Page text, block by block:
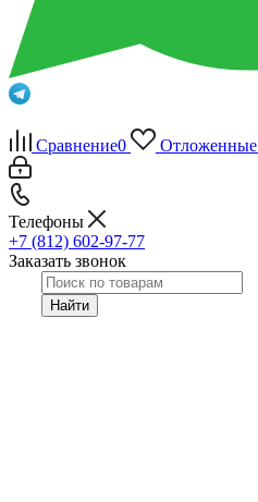
Сравнение0 Отложенные
Телефоны
+7 (812) 602-97-77
Заказать звонок
Найти